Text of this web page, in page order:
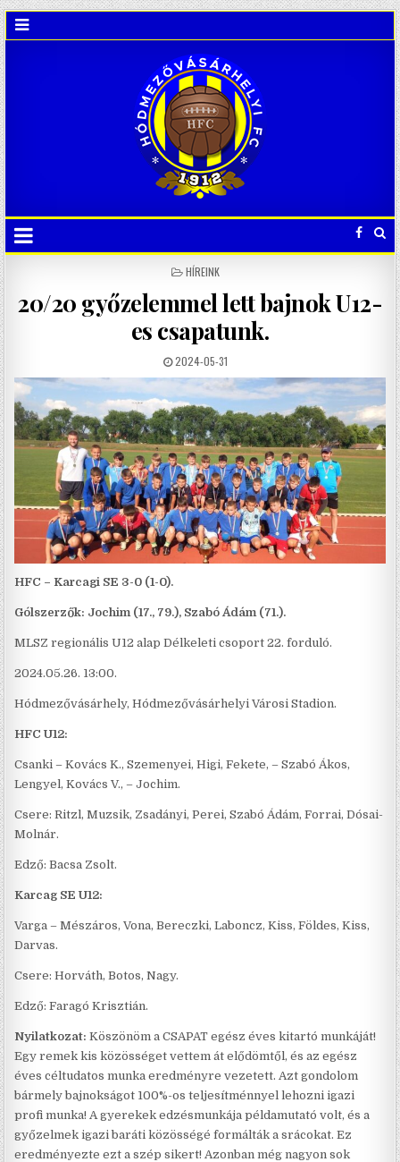
POSTED
HÍREINK
20/20 győzelemmel lett bajnok U12-
es csapatunk.
2024-05-31
HFC – Karcagi SE 3-0 (1-0).
Gólszerzők: Jochim (17., 79.), Szabó Ádám (71.).
MLSZregionális U12 alap Délkeleti csoport 22. forduló.
2024.05.26. 13:00.
Hódmezővásárhely, Hódmezővásárhelyi Városi Stadion.
HFC U12:
Csanki – Kovács K., Szemenyei, Higi, Fekete, – Szabó Ákos,
Lengyel, Kovács V., – Jochim.
Csere: Ritzl, Muzsik, Zsadányi, Perei, Szabó Ádám, Forrai, Dósai-
Molnár.
Edző: Bacsa Zsolt.
Karcag SE U12:
Varga – Mészáros, Vona, Bereczki, Laboncz, Kiss, Földes, Kiss,
Darvas.
Csere: Horváth, Botos, Nagy.
Edző: Faragó Krisztián.
Nyilatkozat: Köszönöm a CSAPAT egész éves kitartó munkáját!
Egy remek kis közösséget vettem át elődömtől, és az egész
éves céltudatos munka eredményre vezetett. Azt gondolom
bármely bajnokságot 100%-os teljesítménnyel lehozni igazi
profi munka! A gyerekek edzésmunkája példamutató volt, és a
győzelmek igazi baráti közösségé formálták a srácokat. Ez
eredményezte ezt a szép sikert! Azonban még nagyon sok